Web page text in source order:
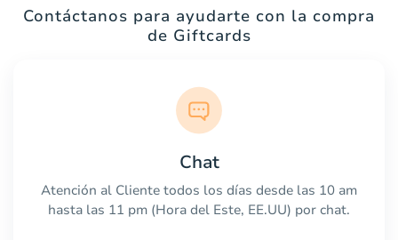
Contáctanos para ayudarte con la compra
de Giftcards
Chat
Atención al Cliente todos los días desde las 10 am
hasta las 11 pm (Hora del Este, EE.UU) por chat.